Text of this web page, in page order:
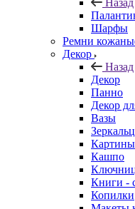
Назад
Шарфы
Ремни
Декор
Назад
Декор
Панно
Декор
Вазы
Картины
Кашпо
Книги -
Копилки